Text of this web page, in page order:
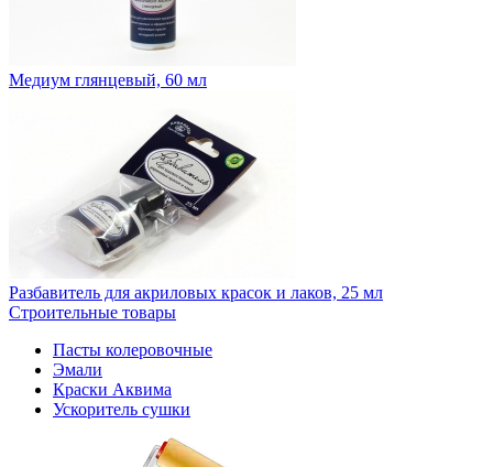
Медиум глянцевый, 60 мл
Разбавитель для акриловых красок и лаков, 25 мл
Строительные товары
Пасты колеровочные
Эмали
Краски Аквима
Ускоритель сушки